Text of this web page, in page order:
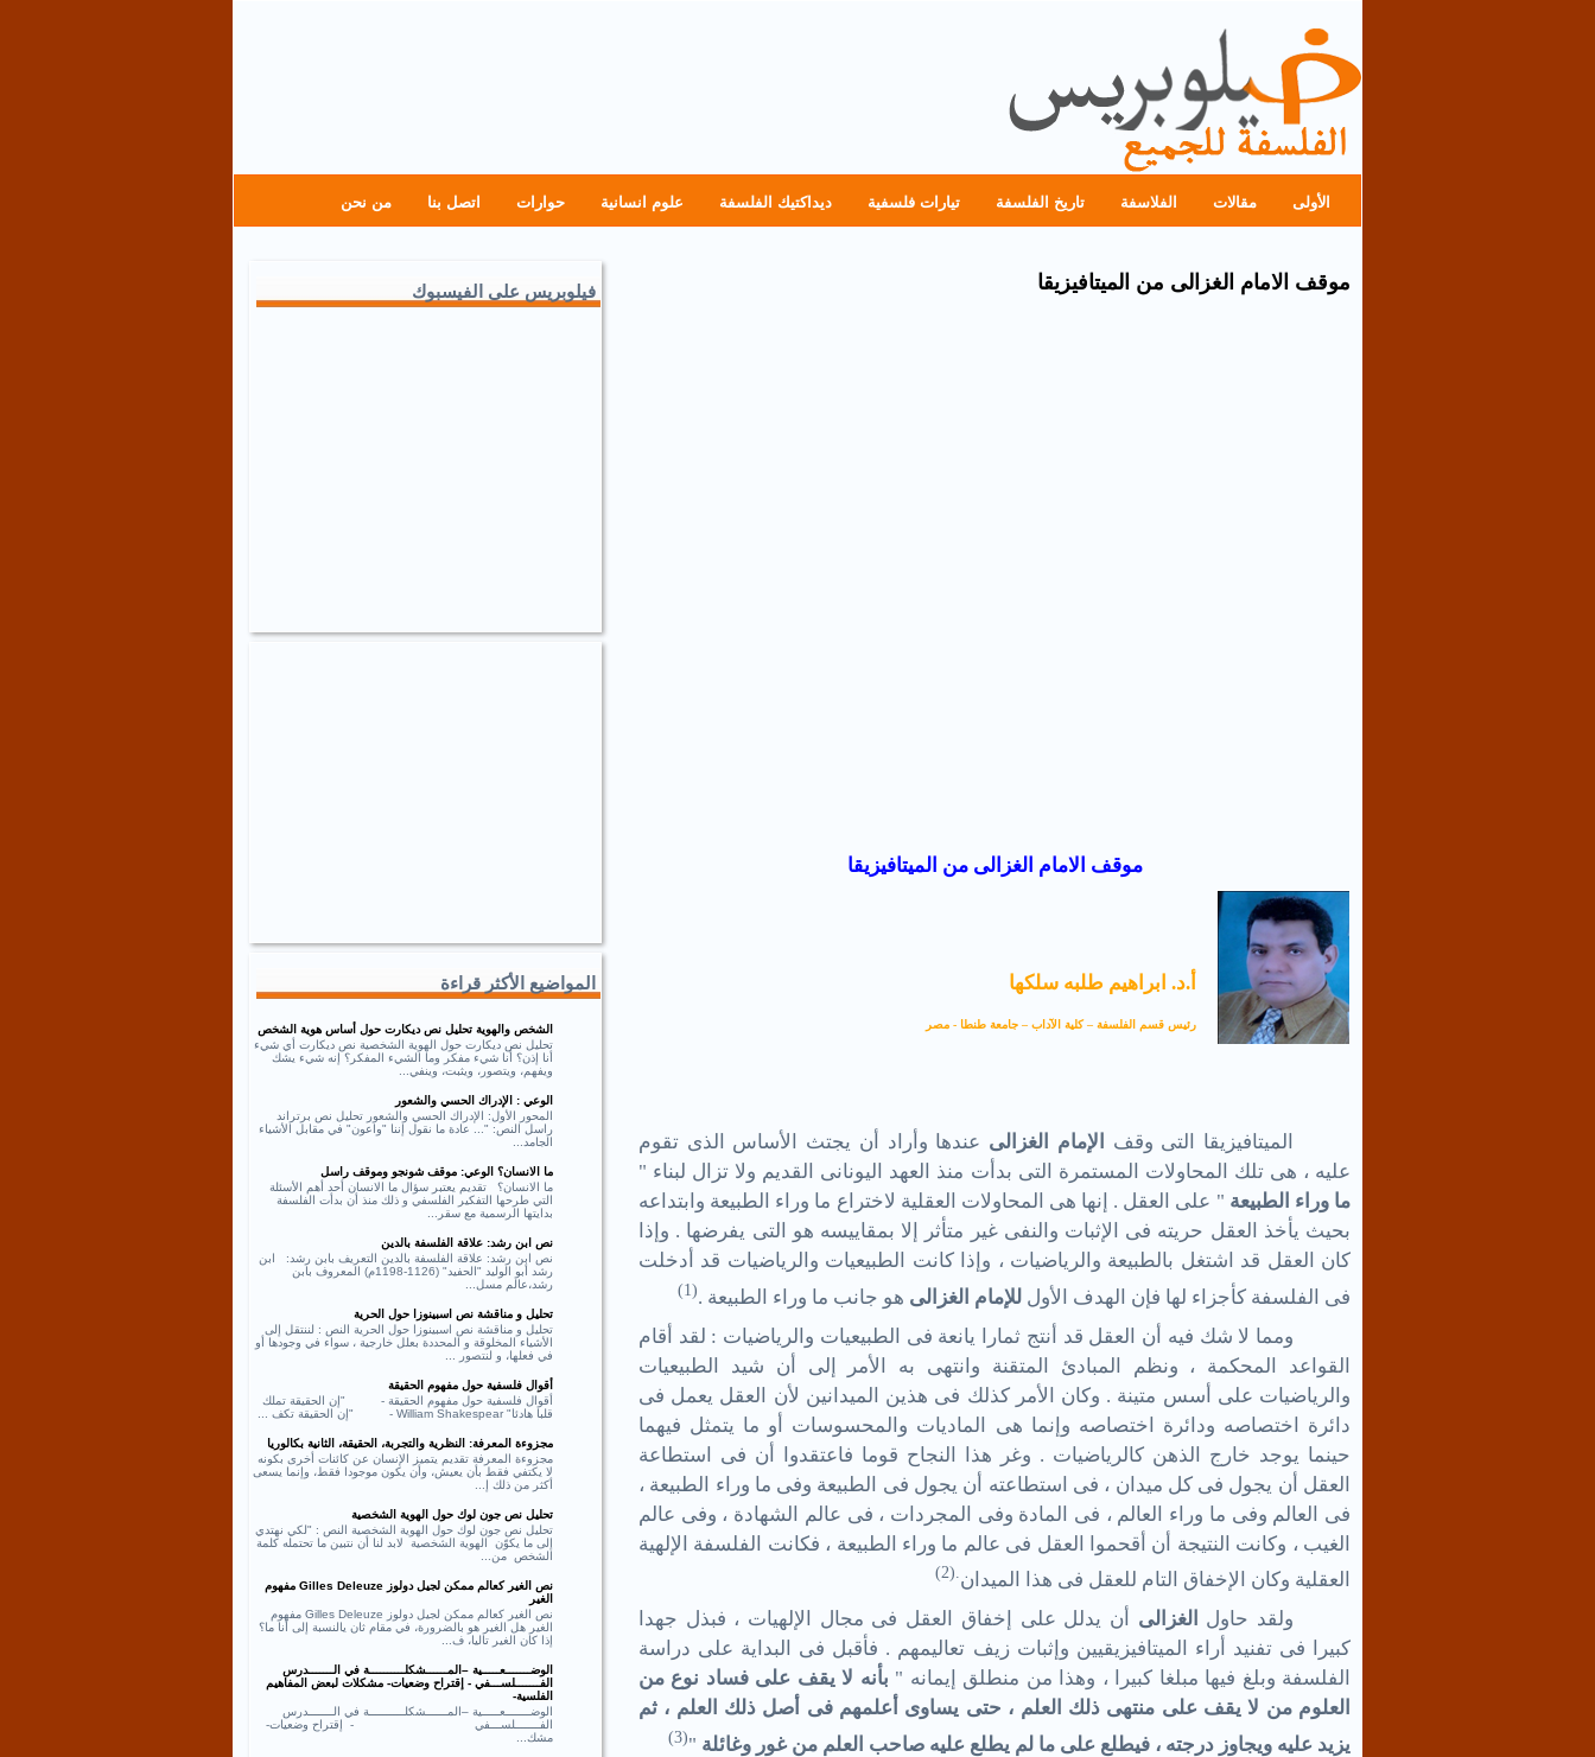
الأولى مقالات الفلاسفة تاريخ الفلسفة تيارات فلسفية ديداكتيك الفلسفة علوم انسانية حوارات اتصل بنا من نحن
موقف الامام الغزالى من الميتافيزيقا
موقف الامام الغزالى من الميتافيزيقا
أ.د. ابراهيم طلبه سلكها
رئيس قسم الفلسفة – كلية الآداب – جامعة طنطا - مصر
الميتافيزيقا التى وقف الإمام الغزالى عندها وأراد أن يجتث الأساس الذى تقوم
عليه ، هى تلك المحاولات المستمرة التى بدأت منذ العهد اليونانى القديم ولا تزال لبناء "
ما وراء الطبيعة " على العقل . إنها هى المحاولات العقلية لاختراع ما وراء الطبيعة وابتداعه
بحيث يأخذ العقل حريته فى الإثبات والنفى غير متأثر إلا بمقاييسه هو التى يفرضها . وإذا
كان العقل قد اشتغل بالطبيعة والرياضيات ، وإذا كانت الطبيعيات والرياضيات قد أدخلت
فى الفلسفة كأجزاء لها فإن الهدف الأول للإمام الغزالى هو جانب ما وراء الطبيعة .(1)
ومما لا شك فيه أن العقل قد أنتج ثمارا يانعة فى الطبيعيات والرياضيات : لقد أقام
القواعد المحكمة ، ونظم المبادئ المتقنة وانتهى به الأمر إلى أن شيد الطبيعيات
والرياضيات على أسس متينة . وكان الأمر كذلك فى هذين الميدانين لأن العقل يعمل فى
دائرة اختصاصه ودائرة اختصاصه وإنما هى الماديات والمحسوسات أو ما يتمثل فيهما
حينما يوجد خارج الذهن كالرياضيات . وغر هذا النجاح قوما فاعتقدوا أن فى استطاعة
العقل أن يجول فى كل ميدان ، فى استطاعته أن يجول فى الطبيعة وفى ما وراء الطبيعة ،
فى العالم وفى ما وراء العالم ، فى المادة وفى المجردات ، فى عالم الشهادة ، وفى عالم
الغيب ، وكانت النتيجة أن أقحموا العقل فى عالم ما وراء الطبيعة ، فكانت الفلسفة الإلهية
العقلية وكان الإخفاق التام للعقل فى هذا الميدان.(2)
ولقد حاول الغزالى
أن يدلل على إخفاق العقل فى مجال الإلهيات ، فبذل جهدا
كبيرا فى تفنيد أراء الميتافيزيقيين وإثبات زيف تعاليمهم . فأقبل فى البداية على دراسة
الفلسفة وبلغ فيها مبلغا كبيرا ، وهذا من منطلق إيمانه " بأنه لا يقف على فساد نوع من
العلوم من لا يقف على منتهى ذلك العلم ، حتى يساوى أعلمهم فى أصل ذلك العلم ، ثم
يزيد عليه ويجاوز درجته ، فيطلع على ما لم يطلع عليه صاحب العلم من غور وغائلة "
(
3
)
فيلوبريس على الفيسبوك
المواضيع الأكثر قراءة
الشخص والهوية تحليل نص ديكارت حول أساس هوية الشخص
تحليل نص ديكارت حول الهوية الشخصية نص ديكارت أي شيء
أنا إذن؟ أنا شيء مفكر وما الشيء المفكر؟ إنه شيء يشك
ويفهم، ويتصور، ويثبت، وينفي...
الوعي : الإدراك الحسي والشعور
المحور الأول: الإدراك الحسي والشعور تحليل نص برتراند
راسل النص: "... عادة ما نقول إننا "واعون" في مقابل الأشياء
الجامد...
ما الانسان؟ الوعي: موقف شونجو وموقف راسل
ما الانسان؟ تقديم يعتبر سؤال ما الانسان أحد أهم الأسئلة
التي طرحها التفكير الفلسفي و ذلك منذ أن بدأت الفلسفة
بدايتها الرسمية مع سقر...
نص ابن رشد: علاقة الفلسفة بالدين
نص ابن رشد: علاقة الفلسفة بالدين التعريف بابن رشد: ابن
رشد أبو الوليد "الحفيد" (1126-1198م) المعروف بابن
رشد،عالم مسل...
تحليل و مناقشة نص اسبينوزا حول الحرية
تحليل و مناقشة نص اسبينوزا حول الحرية النص : لننتقل إلى
الأشياء المخلوقة و المحددة بعلل خارجية ، سواء في وجودها أو
في فعلها، و لنتصور ...
أقوال فلسفية حول مفهوم الحقيقة
أقوال فلسفية حول مفهوم الحقيقة - "إن الحقيقة تملك
قلبا هادئا" William Shakespear - "إن الحقيقة تكف ...
مجزوءة المعرفة: النظرية والتجربة، الحقيقة، الثانية بكالوريا
مجزوءة المعرفة تقديم يتميز الإنسان عن كائنات أخرى بكونه
لا يكتفي فقط بأن يعيش، وأن يكون موجودا فقط، وإنما يسعى
أكثر من ذلك إ...
تحليل نص جون لوك حول الهوية الشخصية
تحليل نص جون لوك حول الهوية الشخصية النص : "لكي نهتدي
إلى ما يكوّن الهوية الشخصية لابد لنا أن نتبين ما تحتمله كلمة
الشخص من...
نص الغير كعالم ممكن لجيل دولوز Gilles Deleuze مفهوم
الغير
نص الغير كعالم ممكن لجيل دولوز Gilles Deleuze مفهوم
الغير هل الغير هو بالضرورة، في مقام ثان يالنسبة إلى أنا ما؟
إذا كان الغير تاليا، ف...
الوضـــــــعـــــية –المــــــشكلــــــــــة في الـــــــدرس
الفـــــــلســـفي - إقتراح وضعيات- مشكلات لبعض المفاهيم
الفلسية-
الوضـــــــعـــــية –المــــــشكلــــــــــة في الـــــــدرس
الفـــــــلســـفي - إقتراح وضعيات-
مشك...